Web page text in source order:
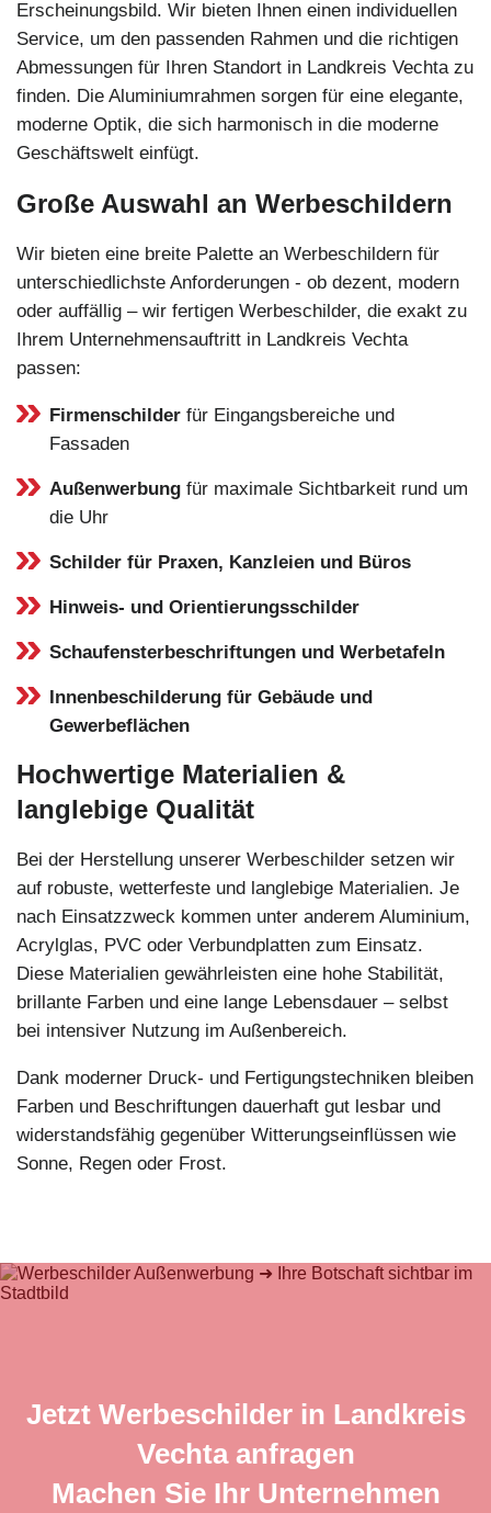
Erscheinungsbild. Wir bieten Ihnen einen individuellen
Service, um den passenden Rahmen und die richtigen
Abmessungen für Ihren Standort in Landkreis Vechta zu
finden. Die Aluminiumrahmen sorgen für eine elegante,
moderne Optik, die sich harmonisch in die moderne
Geschäftswelt einfügt.
Große Auswahl an Werbeschildern
Wir bieten eine breite Palette an Werbeschildern für
unterschiedlichste Anforderungen - ob dezent, modern
oder auffällig – wir fertigen Werbeschilder, die exakt zu
Ihrem Unternehmensauftritt in Landkreis Vechta
passen:
Firmenschilder für Eingangsbereiche und
Fassaden
Außenwerbung für maximale Sichtbarkeit rund um
die Uhr
Schilder für Praxen, Kanzleien und Büros
Hinweis- und Orientierungsschilder
Schaufensterbeschriftungen und Werbetafeln
Innenbeschilderung für Gebäude und
Gewerbeflächen
Hochwertige Materialien &
langlebige Qualität
Bei der Herstellung unserer Werbeschilder setzen wir
auf robuste, wetterfeste und langlebige Materialien. Je
nach Einsatzzweck kommen unter anderem Aluminium,
Acrylglas, PVC oder Verbundplatten zum Einsatz.
Diese Materialien gewährleisten eine hohe Stabilität,
brillante Farben und eine lange Lebensdauer – selbst
bei intensiver Nutzung im Außenbereich.
Dank moderner Druck- und Fertigungstechniken bleiben
Farben und Beschriftungen dauerhaft gut lesbar und
widerstandsfähig gegenüber Witterungseinflüssen wie
Sonne, Regen oder Frost.
Jetzt Werbeschilder in Landkreis
Vechta anfragen
Machen Sie Ihr Unternehmen